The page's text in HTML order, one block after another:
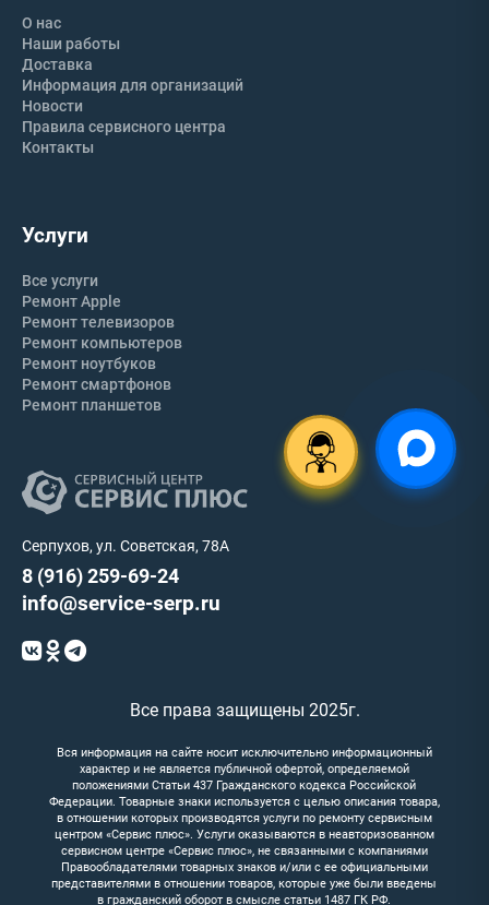
Серпухов, ул. Советская, 78А
8 (916) 259-69-24
info@service-serp.ru
Услуги
Все услуги
Ремонт Apple
Ремонт телевизоров
Ремонт компьютеров
Ремонт ноутбуков
Ремонт смартфонов
Ремонт планшетов
О нас
Наши работы
Доставка
Информация для организаций
Новости
Правила сервисного центра
Контакты
Все права защищены 2025г.
Вся информация на сайте носит исключительно информационный
характер и не является публичной офертой, определяемой
положениями Статьи 437 Гражданского кодекса Российской
Федерации. Товарные знаки используется с целью описания товара,
в отношении которых производятся услуги по ремонту сервисным
центром «Сервис плюс». Услуги оказываются в неавторизованном
сервисном центре «Сервис плюс», не связанными с компаниями
Правообладателями товарных знаков и/или с ее официальными
представителями в отношении товаров, которые уже были введены
в гражданский оборот в смысле статьи 1487 ГК РФ.